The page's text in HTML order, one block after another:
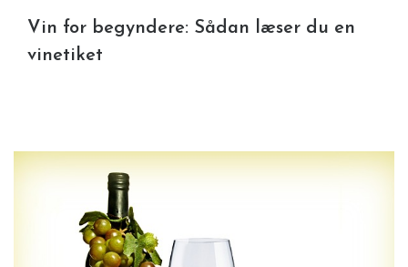
Vin for begyndere: Sådan læser du en
vinetiket